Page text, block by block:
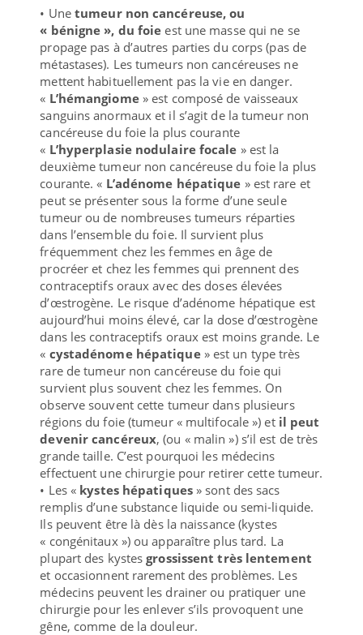
• Une tumeur non cancéreuse, ou
« bénigne », du foie est une masse qui ne se
propage pas à d’autres parties du corps (pas de
métastases). Les tumeurs non cancéreuses ne
mettent habituellement pas la vie en danger.
« L’hémangiome » est composé de vaisseaux
sanguins anormaux et il s’agit de la tumeur non
cancéreuse du foie la plus courante
« L’hyperplasie nodulaire focale » est la
deuxième tumeur non cancéreuse du foie la plus
courante. « L’adénome hépatique » est rare et
peut se présenter sous la forme d’une seule
tumeur ou de nombreuses tumeurs réparties
dans l’ensemble du foie. Il survient plus
fréquemment chez les femmes en âge de
procréer et chez les femmes qui prennent des
contraceptifs oraux avec des doses élevées
d’œstrogène. Le risque d’adénome hépatique est
aujourd’hui moins élevé, car la dose d’œstrogène
dans les contraceptifs oraux est moins grande. Le
« cystadénome hépatique » est un type très
rare de tumeur non cancéreuse du foie qui
survient plus souvent chez les femmes. On
observe souvent cette tumeur dans plusieurs
régions du foie (tumeur « multifocale ») et il peut
devenir cancéreux, (ou « malin ») s’il est de très
grande taille. C’est pourquoi les médecins
effectuent une chirurgie pour retirer cette tumeur.
• Les « kystes hépatiques» sont des sacs
remplis d’une substance liquide ou semi-liquide.
Ils peuvent être là dès la naissance (kystes
« congénitaux ») ou apparaître plus tard. La
plupart des kystesgrossissent très lentement
et occasionnent rarement des problèmes. Les
médecins peuvent les drainer ou pratiquer une
chirurgie pour les enlever s’ils provoquent une
gêne, comme de la douleur.